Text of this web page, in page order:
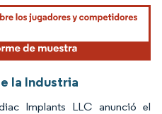
atribución según CC BY 4.0.
la Industria
Implants LLC anunció el